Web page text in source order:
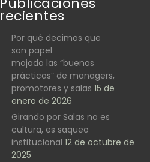
recientes
Por qué decimos que
son papel
mojado las “buenas
prácticas” de managers,
promotores y salas 15 de
enero de 2026
Girando por Salas no es
cultura, es saqueo
institucional 12 de octubre de
2025